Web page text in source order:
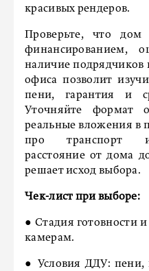
красивых рендеров.
Проверьте, что дом
финансированием,
наличие
офиса позволит
пени, гарантия и
Уточняйте формат
реальные вложения в
про транспорт и
расстояние от дома
решает исход выбора.
Чек-лист при выборе:
● Стадия готовности
камерам.
● Условия ДДУ: пени,